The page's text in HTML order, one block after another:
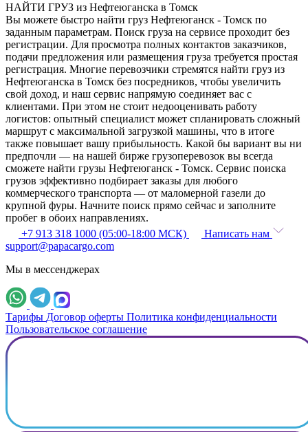
НАЙТИ ГРУЗ из Нефтеюганска в Томск
Вы можете быстро найти груз Нефтеюганск - Томск по
заданным параметрам. Поиск груза на сервисе проходит без
регистрации. Для просмотра полных контактов заказчиков,
подачи предложения или размещения груза требуется простая
регистрация. Многие перевозчики стремятся найти груз из
Нефтеюганска в Томск без посредников, чтобы увеличить
свой доход, и наш сервис напрямую соединяет вас с
клиентами. При этом не стоит недооценивать работу
логистов: опытный специалист может спланировать сложный
маршрут с максимальной загрузкой машины, что в итоге
также повышает вашу прибыльность. Какой бы вариант вы ни
предпочли — на нашей бирже грузоперевозок вы всегда
сможете найти грузы Нефтеюганск - Томск. Сервис поиска
грузов эффективно подбирает заказы для любого
коммерческого транспорта — от маломерной газели до
крупной фуры. Начните поиск прямо сейчас и заполните
пробег в обоих направлениях.
+7 913 318 1000 (05:00-18:00 МСК)
Написать нам
support@papacargo.com
Мы в мессенджерах
Тарифы Договор оферты Политика конфиденциальности
Пользовательское соглашение